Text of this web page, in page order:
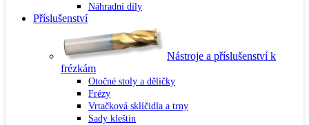
Náhradní díly
Příslušenství
Nástroje a příslušenství k
frézkám
Otočné stoly a děličky
Frézy
Vrtačková sklíčidla a trny
Sady kleštin